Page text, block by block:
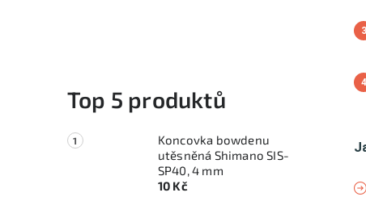
Top 5 produktů
Koncovka bowdenu
utěsněná Shimano SIS-
SP40, 4 mm
10 Kč